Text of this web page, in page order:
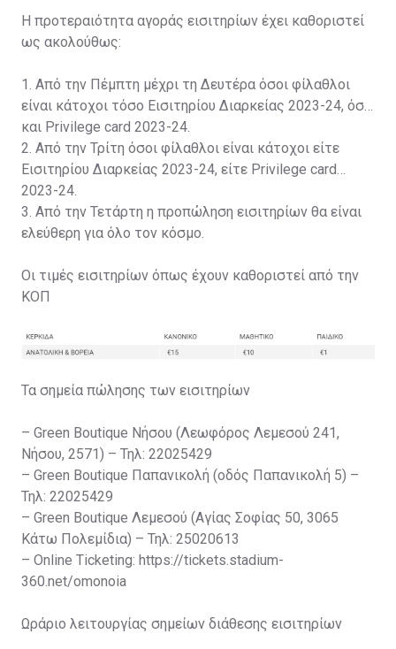
Η προτεραιότητα αγοράς εισιτηρίων έχει καθοριστεί
ως ακολούθως:
1. Από την Πέμπτη μέχρι τη Δευτέρα όσοι φίλαθλοι
είναι κάτοχοι τόσο Εισιτηρίου Διαρκείας 2023-24, όσο
και Privilege card 2023-24.
2. Από την Τρίτη όσοι φίλαθλοι είναι κάτοχοι είτε
Εισιτηρίου Διαρκείας 2023-24, είτε Privilege card
2023-24.
3. Από την Τετάρτη η προπώληση εισιτηρίων θα είναι
ελεύθερη για όλο τον κόσμο.
Οι τιμές εισιτηρίων όπως έχουν καθοριστεί από την
ΚΟΠ
Τα σημεία πώλησης των εισιτηρίων
– Green Boutique Νήσου (Λεωφόρος Λεμεσού 241,
Νήσου, 2571) – Τηλ: 22025429
– Green Boutique Παπανικολή (οδός Παπανικολή 5) –
Τηλ: 22025429
– Green Boutique Λεμεσού (Αγίας Σοφίας 50, 3065
Κάτω Πολεμίδια) – Τηλ: 25020613
– Online Ticketing: https://tickets.stadium-
360.net/omonoia
Ωράριο λειτουργίας σημείων διάθεσης εισιτηρίων